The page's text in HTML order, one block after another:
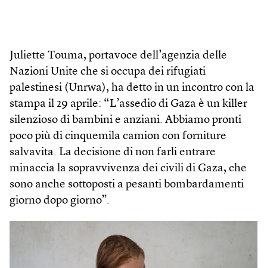
Juliette Touma, portavoce dell’agenzia delle
Nazioni Unite che si occupa dei rifugiati
palestinesi (Unrwa), ha detto in un incontro con la
stampa il 29 aprile: “L’assedio di Gaza è un killer
silenzioso di bambini e anziani. Abbiamo pronti
poco più di cinquemila camion con forniture
salvavita. La decisione di non farli entrare
minaccia la sopravvivenza dei civili di Gaza, che
sono anche sottoposti a pesanti bombardamenti
giorno dopo giorno”.